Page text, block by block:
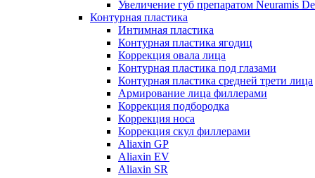
Увеличение губ препаратом Neuramis
Контурная пластика
Интимная пластика
Контурная пластика ягодиц
Коррекция овала лица
Контурная пластика под глазами
Контурная пластика средней трети лица
Армирование лица филлерами
Коррекция подбородка
Коррекция носа
Коррекция скул филлерами
Aliaxin GP
Aliaxin EV
Aliaxin SR